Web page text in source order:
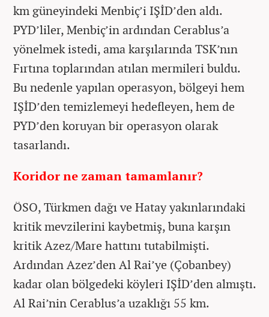
km güneyindeki Menbiç’i IŞİD’den aldı.
PYD’liler, Menbiç’in ardından Cerablus’a
yönelmek istedi, ama karşılarında TSK’nın
Fırtına toplarından atılan mermileri buldu.
Bu nedenle yapılan operasyon, bölgeyi hem
IŞİD’den temizlemeyi hedefleyen, hem de
PYD’den koruyan bir operasyon olarak
tasarlandı.
Koridor ne zaman tamamlanır?
ÖSO, Türkmen dağı ve Hatay yakınlarındaki
kritik mevzilerini kaybetmiş, buna karşın
kritik Azez/Mare hattını tutabilmişti.
Ardından Azez’den Al Rai’ye (Çobanbey)
kadar olan bölgedeki köyleri IŞİD’den almıştı.
Al Rai’nin Cerablus’a uzaklığı 55 km.